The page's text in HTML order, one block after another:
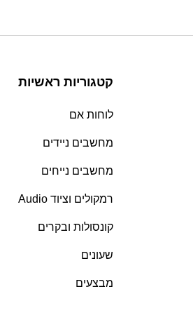
קטגוריות ראשיות
לוחות אם
מחשבים ניידים
מחשבים נייחים
רמקולים וציוד Audio
קונסולות ובקרים
שעונים
מבצעים